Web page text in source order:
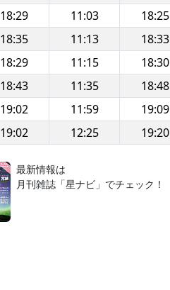
18:29 11:03 18:25
18:35 11:13 18:33
18:29 11:15 18:30
18:43 11:35 18:48
19:02 11:59 19:09
19:02 12:25 19:20
最新情報は
月刊雑誌「星ナビ」でチェック！